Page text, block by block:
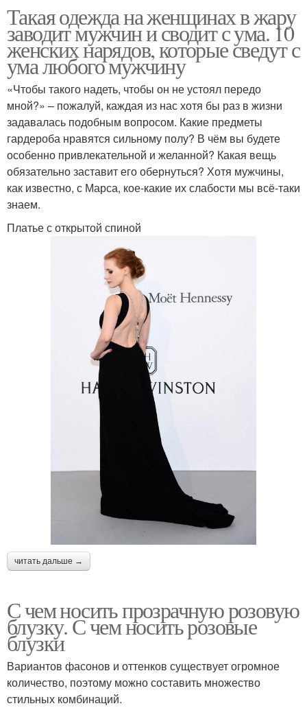
Такая одежда на женщинах в жару
заводит мужчин и сводит с ума. 10
женских нарядов, которые сведут с
ума любого мужчину
«Чтобы такого надеть, чтобы он не устоял передо
мной?» – пожалуй, каждая из нас хотя бы раз в жизни
задавалась подобным вопросом. Какие предметы
гардероба нравятся сильному полу? В чём вы будете
особенно привлекательной и желанной? Какая вещь
обязательно заставит его обернуться? Хотя мужчины,
как известно, с Марса, кое-какие их слабости мы всё-таки
знаем.
Платье с открытой спиной
читать дальше →
С чем носить прозрачную розовую
блузку. С чем носить розовые
блузки
Вариантов фасонов и оттенков существует огромное
количество, поэтому можно составить множество
стильных комбинаций.